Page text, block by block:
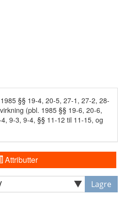
§§ 19-4, 20-5, 27-1, 27-2, 28-
(pbl. 1985 §§ 19-6, 20-6,
9-3, 9-4, §§ 11-12 til 11-15, og
Attributter
Lagre